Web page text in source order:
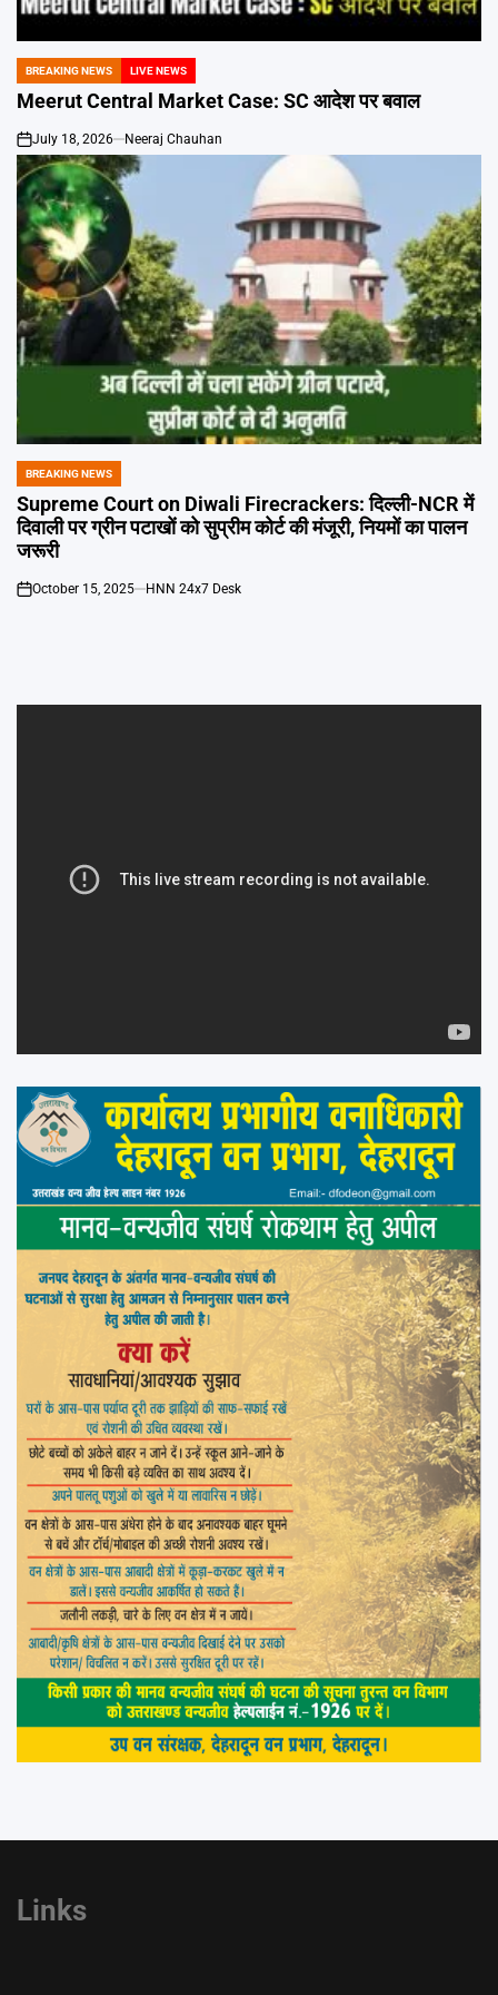
POSTED
IN
BREAKING NEWS LIVE NEWS
Meerut Central Market Case: SC आदेश पर बवाल
on
July 18, 2026 Neeraj Chauhan
POSTED
IN
BREAKING NEWS
Supreme Court on Diwali Firecrackers: दिल्ली-NCR में
दिवाली पर ग्रीन पटाखों को सुप्रीम कोर्ट की मंजूरी, नियमों का पालन
जरूरी
on
October 15, 2025 HNN 24x7 Desk
Links